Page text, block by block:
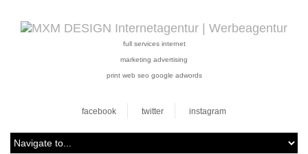
full services internet
marketing advertising
print web seo google adwords
facebook twitter instagram